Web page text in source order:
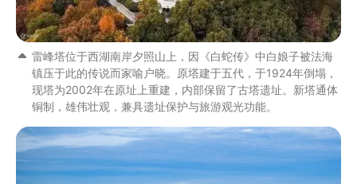
雷峰塔位于西湖南岸夕照山上，因《白蛇传》中白娘子被法海
镇压于此的传说而家喻户晓。原塔建于五代，于1924年倒塌，
现塔为2002年在原址上重建，内部保留了古塔遗址。新塔通体
铜制，雄伟壮观，兼具遗址保护与旅游观光功能。